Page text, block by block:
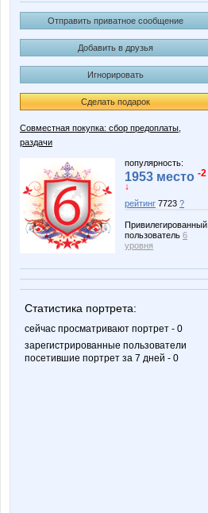
Отправить приватное сообщение
Добавить в друзья
Игнорировать
Сделать подарок
Совместная покупка: сбор предоплаты,
раздачи
популярность:
1953 место -2
↓
рейтинг 7723 ?
Привилегированный
пользователь 6
уровня
Статистика портрета:
сейчас просматривают портрет - 0
зарегистрированные пользователи
посетившие портрет за 7 дней - 0